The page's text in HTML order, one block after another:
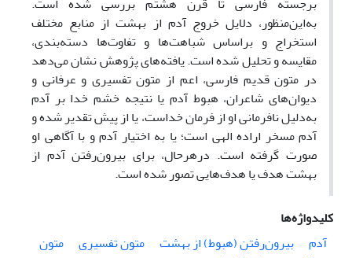
به‌این‌منظور، دلایل خروج آدم از بهشت از منابع مختلف
استخراج و براساس شباهت‌ها و تفاوت‌ها دسته‌بندی،
مقایسه و تحلیل شده است. یافته‌های پژوهش نشان می‌دهد
در متون قدیم فارسی، اعم از متون تفسیری و عرفانی و
دیوان‌های شاعران، هبوط آدم یا نتیجه خشم خدا بر آدم
به‌دلیل نافرمانی او از فرمان خداست، یا از پیش تقدیر شده و
آدم مسخر اراده الهی است؛ یا به اختیار آدم و با آگاهی او
صورت گرفته است. درهرحال، برای بیرون‌رفتن آدم از
بهشت هدف یا هدف‌هایی تصور شده است.
کلیدواژه‌ها
آدم
بیرون‌رفتن (هبوط) از بهشت متون تفسیری
متون